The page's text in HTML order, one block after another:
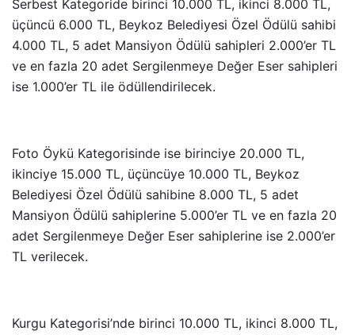
Serbest Kategoride birinci 10.000 TL, ikinci 8.000 TL,
üçüncü 6.000 TL, Beykoz Belediyesi Özel Ödülü sahibi
4.000 TL, 5 adet Mansiyon Ödülü sahipleri 2.000’er TL
ve en fazla 20 adet Sergilenmeye Değer Eser sahipleri
ise 1.000’er TL ile ödüllendirilecek.
Foto Öykü Kategorisinde ise birinciye 20.000 TL,
ikinciye 15.000 TL, üçüncüye 10.000 TL, Beykoz
Belediyesi Özel Ödülü sahibine 8.000 TL, 5 adet
Mansiyon Ödülü sahiplerine 5.000’er TL ve en fazla 20
adet Sergilenmeye Değer Eser sahiplerine ise 2.000’er
TL verilecek.
Kurgu Kategorisi’nde birinci 10.000 TL, ikinci 8.000 TL,